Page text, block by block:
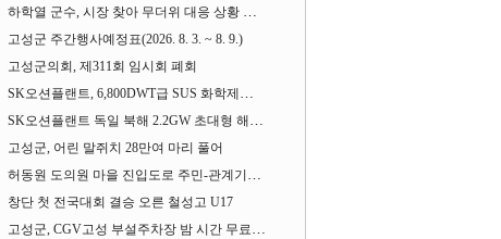
하학열 군수, 시장 찾아 무더위 대응 상황 살펴
고성군 주간행사예정표(2026. 8. 3. ~ 8. 9.)
고성군의회, 제311회 임시회 폐회
SK오션플랜트, 6,800DWT급 SUS 화학제품운반선 2척 수주
SK오션플랜트 독일 북해 2.2GW 초대형 해상변전소 하부구조물 수주
고성군, 어린 말쥐치 28만여 마리 풀어
허동원 도의원 마을 진입도로 주민-관계기관과 함께 간담회 열어
창단 첫 전국대회 결승 오른 철성고 U17
고성군, CGV고성 부설주차장 밤 시간 무료 개방한다